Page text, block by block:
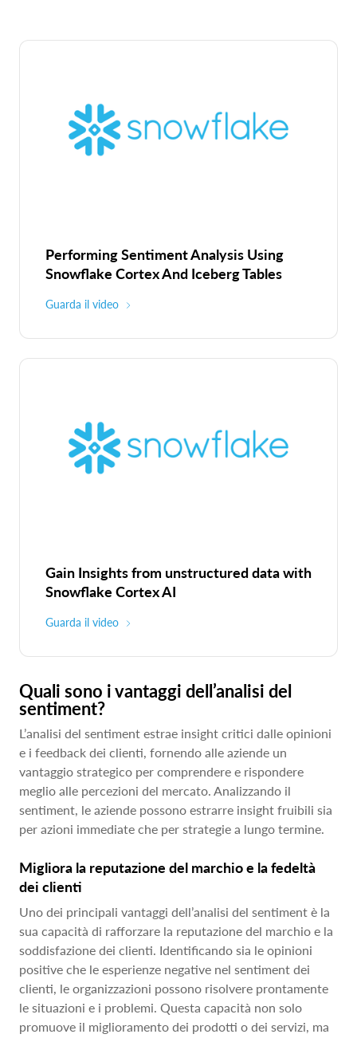
Performing Sentiment Analysis Using
Snowflake Cortex And Iceberg Tables
Guarda il video
Gain Insights from unstructured data with
Snowflake Cortex AI
Guarda il video
Quali sono i vantaggi dell’analisi del
sentiment?
L’analisi del sentiment estrae insight critici dalle opinioni
e i feedback dei clienti, fornendo alle aziende un
vantaggio strategico per comprendere e rispondere
meglio alle percezioni del mercato. Analizzando il
sentiment, le aziende possono estrarre insight fruibili sia
per azioni immediate che per strategie a lungo termine.
Migliora la reputazione del marchio e la fedeltà
dei clienti
Uno dei principali vantaggi dell’analisi del sentiment è la
sua capacità di rafforzare la reputazione del marchio e la
soddisfazione dei clienti. Identificando sia le opinioni
positive che le esperienze negative nel sentiment dei
clienti, le organizzazioni possono risolvere prontamente
le situazioni e i problemi. Questa capacità non solo
promuove il miglioramento dei prodotti o dei servizi, ma